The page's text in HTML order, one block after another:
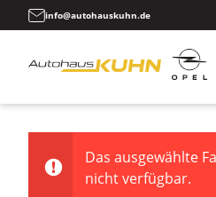
info@autohauskuhn.de
Das ausgewählte
nicht verfügbar.